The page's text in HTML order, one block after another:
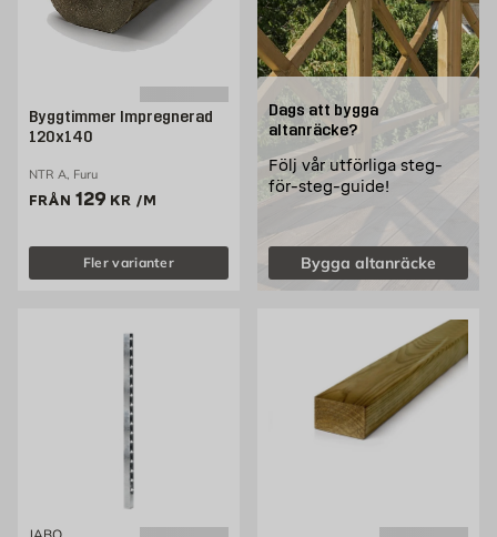
Byggtimmer Impregnerad
120x140
NTR A, Furu
FRÅN Pris 129 kr /m
129 KR /M
Fler varianter
Dags att bygga
altanräcke?
Följ vår utförliga steg-
för-steg-guide!
Bygga altanräcke